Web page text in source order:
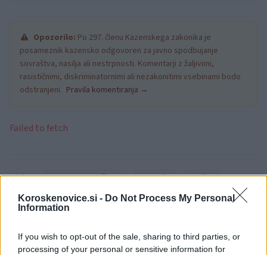
Koroskenovice.si - Do Not Process My Personal
Information
If you wish to opt-out of the sale, sharing to third parties, or
processing of your personal or sensitive information for
Opozorilo: Po 297. členu Kazenskega zakonika je
posameznik kazensko odgovoren za javno spodbujanje
sovraštva, nasilja ali nestrpnosti. Komentarji z žaljivimi,
rasističnimi, diskriminatornimi ali nezakonitimi vsebinami bodo
odstranjeni. Pravila komentiranja →
Failed to fetch
Občine: Ravne na Koroškem Prevalje
Mežica
Črna na Koroškem